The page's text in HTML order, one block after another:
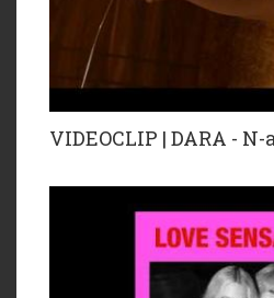
VIDEOCLIP | DARA -